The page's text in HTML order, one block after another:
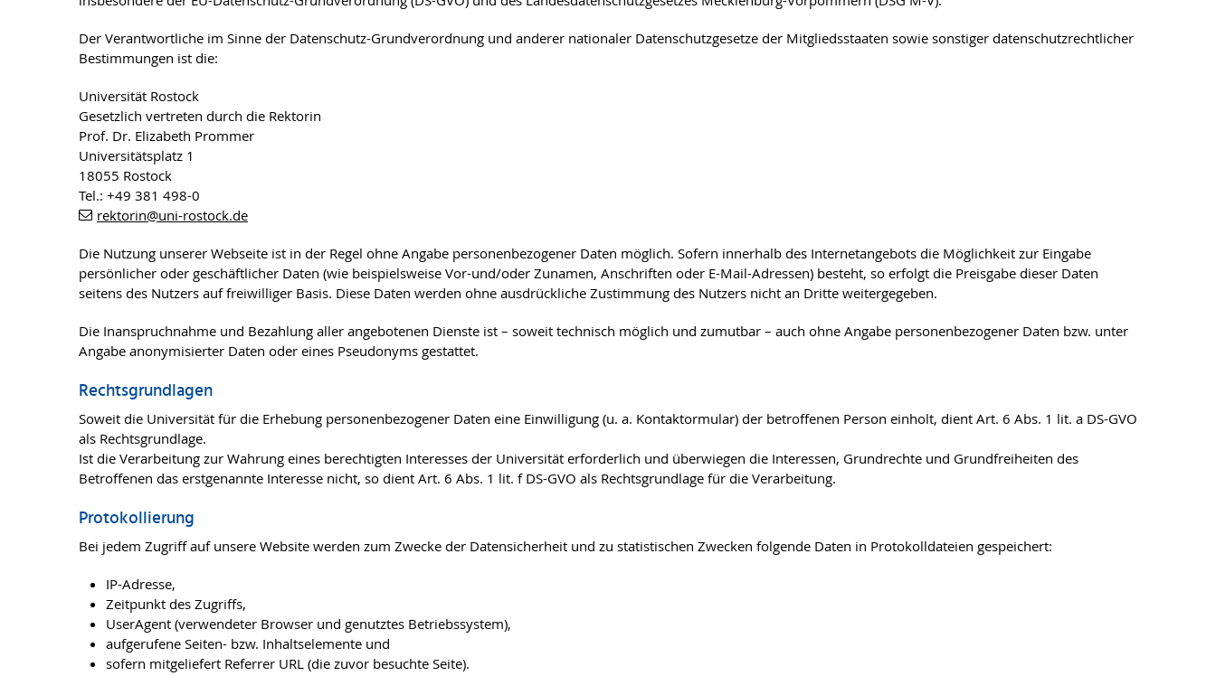
Der Verantwortliche im Sinne der Datenschutz-Grundverordnung und anderer nationaler Datenschutzgesetze der Mitgliedsstaaten sowie sonstiger datenschutzrechtlicher
Bestimmungen ist die:
Universität Rostock
Gesetzlich vertreten durch die Rektorin
Prof. Dr. Elizabeth Prommer
Universitätsplatz 1
18055 Rostock
Tel.: +49 381 498-0
rektorin@uni-rostock.de
Die Nutzung unserer Webseite ist in der Regel ohne Angabe personenbezogener Daten möglich. Sofern innerhalb des Internetangebots die Möglichkeit zur Eingabe
persönlicher oder geschäftlicher Daten (wie beispielsweise Vor-und/oder Zunamen, Anschriften oder E-Mail-Adressen) besteht, so erfolgt die Preisgabe dieser Daten
seitens des Nutzers auf freiwilliger Basis. Diese Daten werden ohne ausdrückliche Zustimmung des Nutzers nicht an Dritte weitergegeben.
Die Inanspruchnahme und Bezahlung aller angebotenen Dienste ist – soweit technisch möglich und zumutbar – auch ohne Angabe personenbezogener Daten bzw. unter
Angabe anonymisierter Daten oder eines Pseudonyms gestattet.
Rechtsgrundlagen
Soweit die Universität für die Erhebung personenbezogener Daten eine Einwilligung (u. a. Kontaktormular) der betroffenen Person einholt, dient Art. 6 Abs. 1 lit. a DS-GVO
als Rechtsgrundlage.
Ist die Verarbeitung zur Wahrung eines berechtigten Interesses der Universität erforderlich und überwiegen die Interessen, Grundrechte und Grundfreiheiten des
Betroffenen das erstgenannte Interesse nicht, so dient Art. 6 Abs. 1 lit. f DS-GVO als Rechtsgrundlage für die Verarbeitung.
Protokollierung
Bei jedem Zugriff auf unsere Website werden zum Zwecke der Datensicherheit und zu statistischen Zwecken folgende Daten in Protokolldateien gespeichert:
IP-Adresse,
Zeitpunkt des Zugriffs,
UserAgent (verwendeter Browser und genutztes Betriebssystem),
aufgerufene Seiten- bzw. Inhaltselemente und
sofern mitgeliefert Referrer URL (die zuvor besuchte Seite).